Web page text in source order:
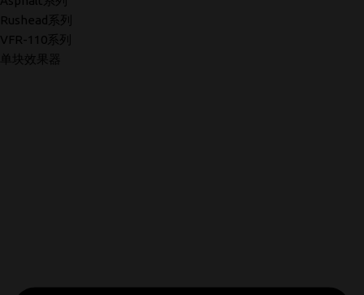
Rushead系列
VFR-110系列
单块效果器